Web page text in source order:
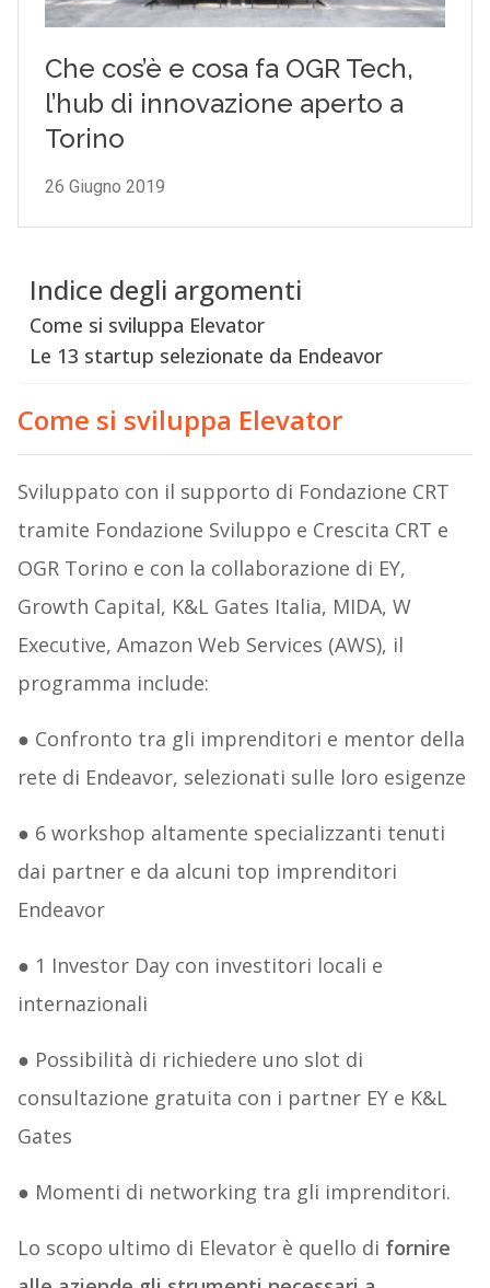
Indice degli argomenti
Come si sviluppa Elevator
Le 13 startup selezionate da Endeavor
Come si sviluppa Elevator
Sviluppato con il supporto di Fondazione CRT
tramite Fondazione Sviluppo e Crescita CRT e
OGR Torino e con la collaborazione di EY,
Growth Capital, K&L Gates Italia, MIDA, W
Executive, Amazon Web Services (AWS), il
programma include:
● Confronto tra gli imprenditori e mentor della
rete di Endeavor, selezionati sulle loro esigenze
● 6 workshop altamente specializzanti tenuti
dai partner e da alcuni top imprenditori
Endeavor
● 1 Investor Day con investitori locali e
internazionali
● Possibilità di richiedere uno slot di
consultazione gratuita con i partner EY e K&L
Gates
● Momenti di networking tra gli imprenditori.
Lo scopo ultimo di Elevator è quello di fornire